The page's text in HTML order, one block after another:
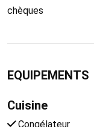
chèques
EQUIPEMENTS
Cuisine
Congélateur